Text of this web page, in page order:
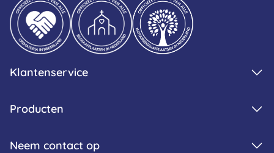
Klantenservice
Producten
Neem contact op